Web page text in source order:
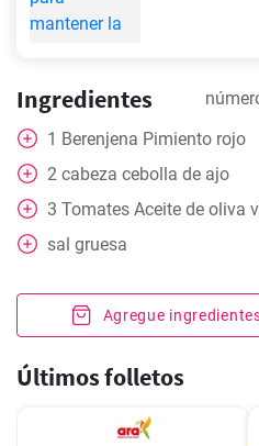
Ingredientes
1 Berenjena Pimiento rojo
2 cabeza cebolla de ajo
3 Tomates Aceite de oliva
sal gruesa
Agregue
Últimos folletos